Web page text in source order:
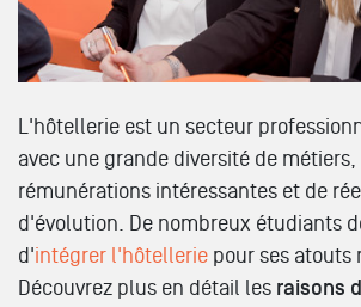
L'hôtellerie est un secteur
avec une grande diversité de métiers,
rémunérations intéressantes et de
d'évolution. De nombreux étudiants
d'intégrer l'hôtellerie pour ses
Découvrez plus en détail les raisons